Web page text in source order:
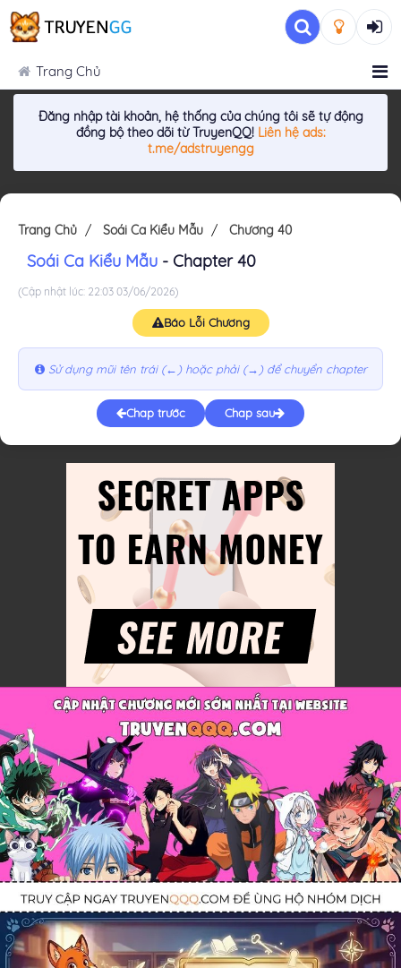
Trang Chủ
Đăng nhập tài khoản, hệ thống của chúng tôi sẽ tự động
đồng bộ theo dõi từ TruyenQQ! Liên hệ ads:
t.me/adstruyengg
Trang Chủ Soái Ca Kiểu Mẫu Chương 40
Soái Ca Kiểu Mẫu - Chapter 40
(Cập nhật lúc: 22:03 03/06/2026)
Báo Lỗi Chương
Sử dụng mũi tên trái (←) hoặc phải (→) để chuyển chapter
Chap trước Chap sau